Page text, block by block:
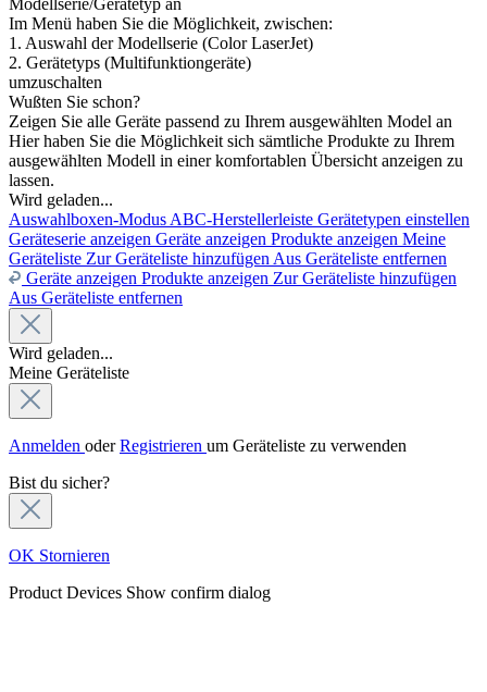
Im Menü haben Sie die Möglichkeit, zwischen:
1. Auswahl der Modellserie (Color LaserJet)
2. Gerätetyps (Multifunktiongeräte)
umzuschalten
Wußten Sie schon?
Zeigen Sie alle Geräte passend zu Ihrem ausgewählten Model an
Hier haben Sie die Möglichkeit sich sämtliche Produkte zu Ihrem
ausgewählten Modell in einer komfortablen Übersicht anzeigen zu
lassen.
Wird geladen...
Auswahlboxen-Modus ABC-Herstellerleiste Gerätetypen einstellen
Geräteserie anzeigen Geräte anzeigen Produkte anzeigen Meine
Geräteliste Zur Geräteliste hinzufügen Aus Geräteliste entfernen
Geräte anzeigen Produkte anzeigen Zur Geräteliste hinzufügen
Aus Geräteliste entfernen
Wird geladen...
Meine Geräteliste
Anmelden oderRegistrieren um Geräteliste zu verwenden
Bist du sicher?
OK Stornieren
Product Devices Show confirm dialog